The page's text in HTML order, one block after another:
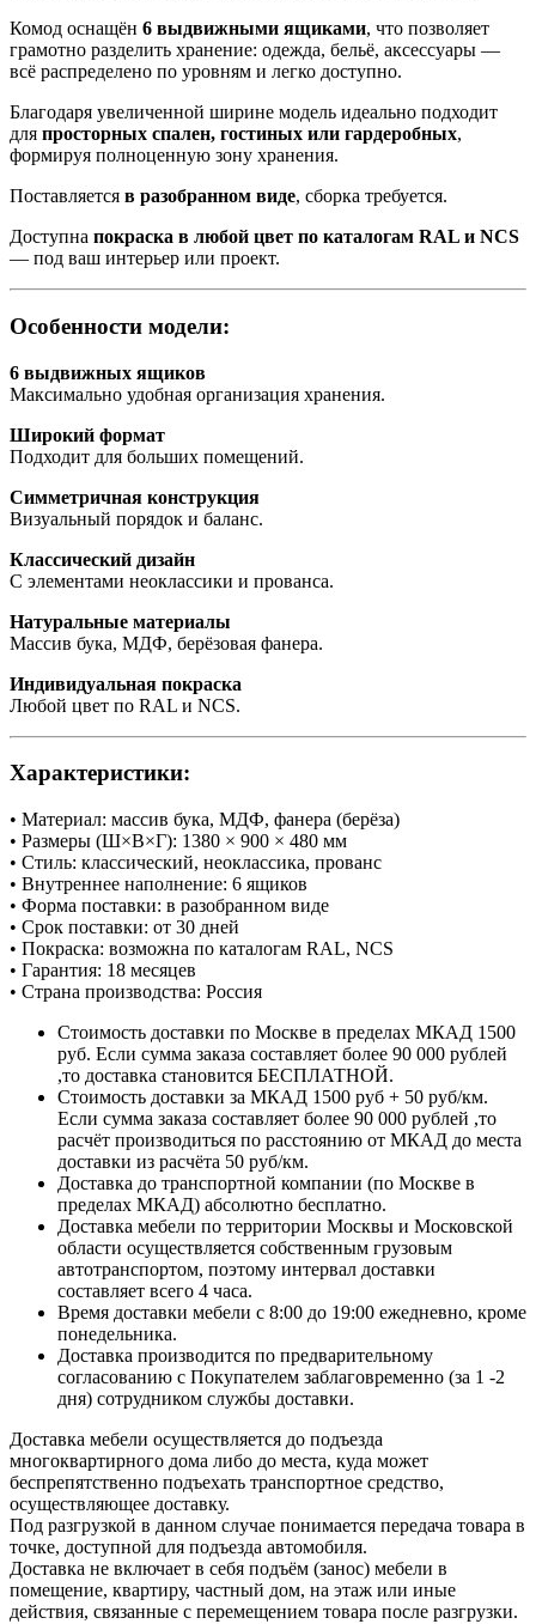
Комод оснащён 6 выдвижными ящиками, что позволяет
грамотно разделить хранение: одежда, бельё, аксессуары —
всё распределено по уровням и легко доступно.
Благодаря увеличенной ширине модель идеально подходит
для просторных спален, гостиных или гардеробных,
формируя полноценную зону хранения.
Поставляется в разобранном виде, сборка требуется.
Доступна покраска в любой цвет по каталогам RAL и NCS
— под ваш интерьер или проект.
Особенности модели:
6 выдвижных ящиков
Максимально удобная организация хранения.
Широкий формат
Подходит для больших помещений.
Симметричная конструкция
Визуальный порядок и баланс.
Классический дизайн
С элементами неоклассики и прованса.
Натуральные материалы
Массив бука, МДФ, берёзовая фанера.
Индивидуальная покраска
Любой цвет по RAL и NCS.
Характеристики:
• Материал: массив бука, МДФ, фанера (берёза)
• Размеры (Ш×В×Г): 1380 × 900 × 480 мм
• Стиль: классический, неоклассика, прованс
• Внутреннее наполнение: 6 ящиков
• Форма поставки: в разобранном виде
• Срок поставки: от 30 дней
• Покраска: возможна по каталогам RAL, NCS
• Гарантия: 18 месяцев
• Страна производства: Россия
Стоимость доставки по Москве в пределах МКАД 1500
руб. Если сумма заказа составляет более 90 000 рублей
,то доставка становится БЕСПЛАТНОЙ.
Стоимость доставки за МКАД 1500 руб + 50 руб/км.
Если сумма заказа составляет более 90 000 рублей ,то
расчёт производиться по расстоянию от МКАД до места
доставки из расчёта 50 руб/км.
Доставка до транспортной компании (по Москве в
пределах МКАД) абсолютно бесплатно.
Доставка мебели по территории Москвы и Московской
области осуществляется собственным грузовым
автотранспортом, поэтому интервал доставки
составляет всего 4 часа.
Время доставки мебели с 8:00 до 19:00 ежедневно, кроме
понедельника.
Доставка производится по предварительному
согласованию с Покупателем заблаговременно (за 1 -2
дня) сотрудником службы доставки.
Доставка мебели осуществляется до подъезда
многоквартирного дома либо до места, куда может
беспрепятственно подъехать транспортное средство,
осуществляющее доставку.
Под разгрузкой в данном случае понимается передача товара в
точке, доступной для подъезда автомобиля.
Доставка не включает в себя подъём (занос) мебели в
помещение, квартиру, частный дом, на этаж или иные
действия, связанные с перемещением товара после разгрузки.